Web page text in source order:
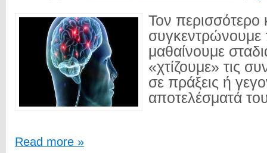
Τον περισσότερο
συγκεντρώνουμε
μαθαίνουμε
«χτίζουμε» τις
σε πράξεις ή
αποτελέσματά
Read more »